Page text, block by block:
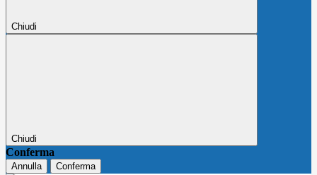
Chiudi
Chiudi
Conferma
Annulla Conferma